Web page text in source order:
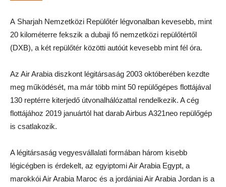
A Sharjah Nemzetközi Repülőtér légvonalban kevesebb, mint
20 kilométerre fekszik a dubaji fő nemzetközi repülőtértől
(DXB), a két repülőtér közötti autóút kevesebb mint fél óra.
Az Air Arabia diszkont légitársaság 2003 októberében kezdte
meg működését, ma már több mint 50 repülőgépes flottájával
130 reptérre kiterjedő útvonalhálózattal rendelkezik. A cég
flottájához 2019 januártól hat darab Airbus A321neo repülőgép
is csatlakozik.
A légitársaság vegyesvállalati formában három kisebb
légicégben is érdekelt, az egyiptomi Air Arabia Egypt, a
marokkói Air Arabia Maroc és a jordániai Air Arabia Jordan is a